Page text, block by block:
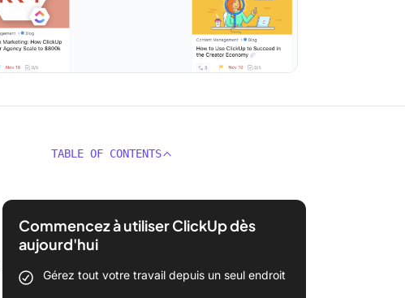
TABLE OF CONTENTS
Commencez à utiliser ClickUp dès
aujourd'hui
Gérez tout votre travail depuis un seul endroit